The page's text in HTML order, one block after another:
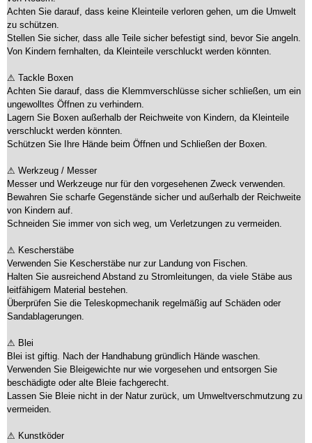
Achten Sie darauf, dass keine Kleinteile verloren gehen, um die Umwelt
zu schützen.
Stellen Sie sicher, dass alle Teile sicher befestigt sind, bevor Sie angeln.
Von Kindern fernhalten, da Kleinteile verschluckt werden könnten.
⚠ Tackle Boxen
Achten Sie darauf, dass die Klemmverschlüsse sicher schließen, um ein
ungewolltes Öffnen zu verhindern.
Lagern Sie Boxen außerhalb der Reichweite von Kindern, da Kleinteile
verschluckt werden könnten.
Schützen Sie Ihre Hände beim Öffnen und Schließen der Boxen.
⚠ Werkzeug / Messer
Messer und Werkzeuge nur für den vorgesehenen Zweck verwenden.
Bewahren Sie scharfe Gegenstände sicher und außerhalb der Reichweite
von Kindern auf.
Schneiden Sie immer von sich weg, um Verletzungen zu vermeiden.
⚠ Kescherstäbe
Verwenden Sie Kescherstäbe nur zur Landung von Fischen.
Halten Sie ausreichend Abstand zu Stromleitungen, da viele Stäbe aus
leitfähigem Material bestehen.
Überprüfen Sie die Teleskopmechanik regelmäßig auf Schäden oder
Sandablagerungen.
⚠ Blei
Blei ist giftig. Nach der Handhabung gründlich Hände waschen.
Verwenden Sie Bleigewichte nur wie vorgesehen und entsorgen Sie
beschädigte oder alte Bleie fachgerecht.
Lassen Sie Bleie nicht in der Natur zurück, um Umweltverschmutzung zu
vermeiden.
⚠ Kunstköder